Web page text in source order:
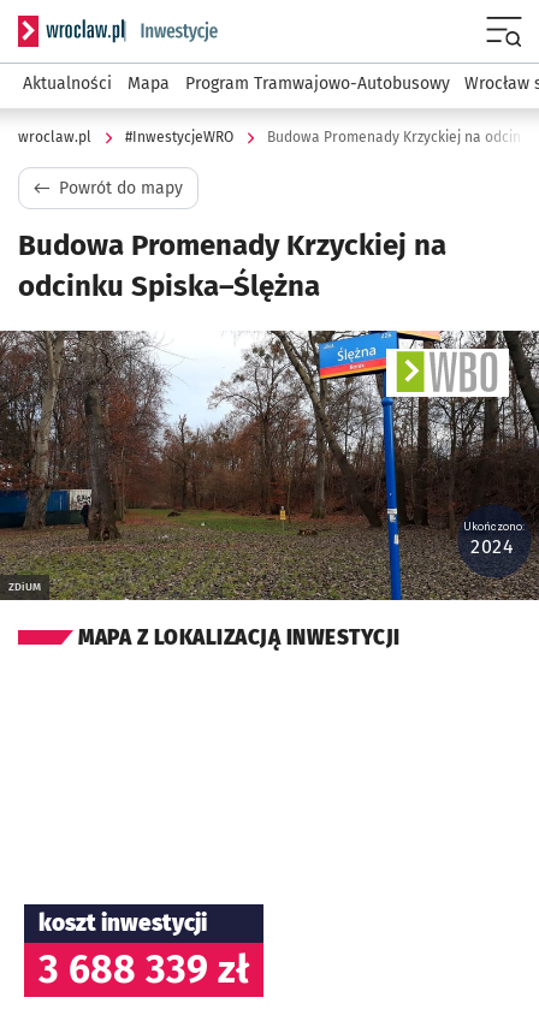
Serwis informacyjny wroclaw.pl podserwis:
Aktualności Mapa Program Tramwajowo-Autobusowy Wrocław
wroclaw.pl #InwestycjeWRO Budowa Promenady Krzyckiej na
Powrót do mapy
Budowa Promenady Krzyckiej na
odcinku Spiska–Ślężna
ZDiUM
Ukończono:
2024
MAPA Z LOKALIZACJĄ INWESTYCJI
koszt inwestycji
3 688 339 zł